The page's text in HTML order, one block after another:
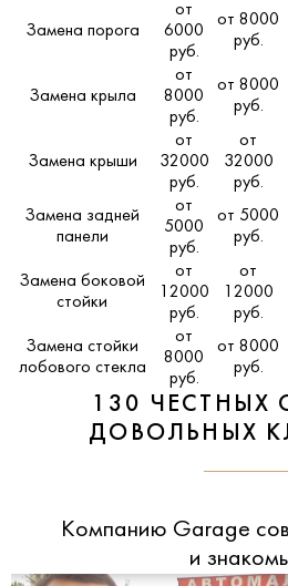
Замена порога
от
6000
руб.
от 8000
руб.
Замена крыла
от
8000
руб.
от 8000
руб.
Замена крыши
от
32000
руб.
от
32000
руб.
Замена задней
панели
от
5000
руб.
от 5000
руб.
Замена боковой
стойки
от
12000
руб.
от
12000
руб.
Замена стойки
лобового стекла
от
8000
руб.
от 8000
руб.
130 ЧЕСТНЫХ
ДОВОЛЬНЫХ
Компанию Garage
и